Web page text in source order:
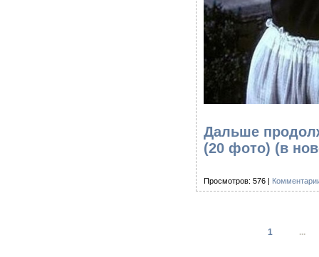
Дальше
(20 фото) (в
Просмотров: 576 |
1 ...